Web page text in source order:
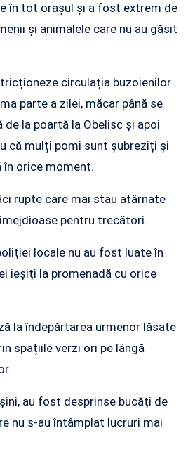
în tot orașul și a fost extrem de
și animalele care nu au găsit
circulația buzoienilor
parte a zilei, măcar până se
de la poartă la Obelisc și apoi
că mulți pomi sunt șubreziți și
în orice moment.
rupte care mai stau atârnate
pentru trecători.
locale nu au fost luate în
ieșiți la promenadă cu orice
la îndepărtarea urmenor lăsate
spațiile verzi ori pe lângă
au fost desprinse bucăți de
nu s-au întâmplat lucruri mai